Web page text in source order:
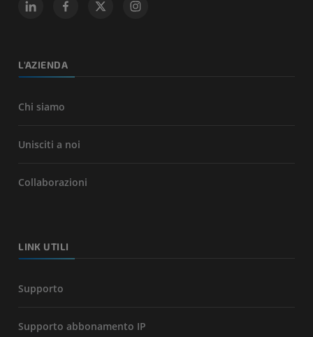
L'AZIENDA
Chi siamo
Unisciti a noi
Collaborazioni
LINK UTILI
Supporto
Supporto abbonamento IP